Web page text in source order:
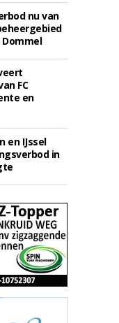
nu van
FC
en
en IJssel
in